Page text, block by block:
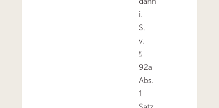
i.
S.
v.
§
92a
Abs.
1